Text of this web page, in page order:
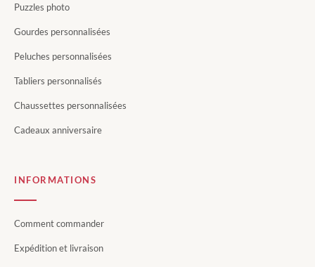
Puzzles photo
Gourdes personnalisées
Peluches personnalisées
Tabliers personnalisés
Chaussettes personnalisées
Cadeaux anniversaire
INFORMATIONS
Comment commander
Expédition et livraison